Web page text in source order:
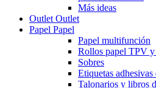
Más ideas
Outlet Outlet
Papel Papel
Papel multifunción
Rollos papel TPV y
Sobres
Etiquetas
Talonarios y libros